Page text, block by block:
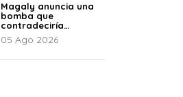
Magaly anuncia una
bomba que
contradeciría
comunicado de La
Bella Luz: “Hay un
05 Ago 2026